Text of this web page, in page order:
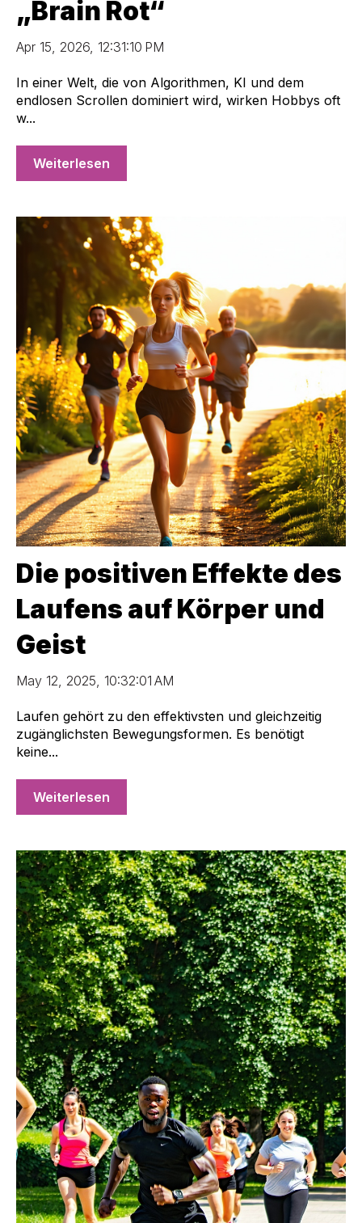
„Brain Rot“
Apr 15, 2026, 12:31:10 PM
In einer Welt, die von Algorithmen, KI und dem
endlosen Scrollen dominiert wird, wirken Hobbys oft
w...
Weiterlesen
Die positiven Effekte des
Laufens auf Körper und
Geist
May 12, 2025, 10:32:01 AM
Laufen gehört zu den effektivsten und gleichzeitig
zugänglichsten Bewegungsformen. Es benötigt
keine...
Weiterlesen